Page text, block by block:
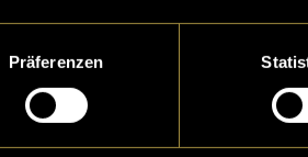
Präferenzen